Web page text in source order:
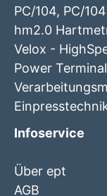
PC/104, PC/
hm2.0
Velox -
Power
Infoservice
Über ept
AGB